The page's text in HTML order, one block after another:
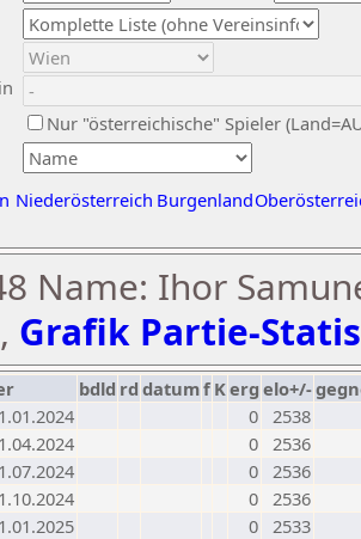
Nur "österreichische" Spieler
Niederösterreich Burgenland
Name: Ihor
, Grafik Partie-
bdld rd datumf Kerg elo+/-
0 2538
0 2536
0 2536
0 2536
0 2533